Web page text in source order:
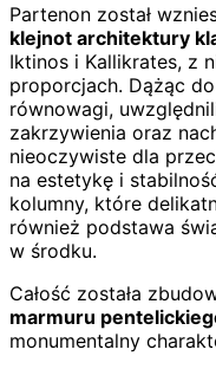
Partenon został
klejnot architektury
Iktinos i Kallikrates, z
proporcjach. Dążąc
równowagi,
zakrzywienia oraz
nieoczywiste dla
na estetykę i
kolumny, które
również podstawa
w środku.
Całość została
marmuru
monumentalny